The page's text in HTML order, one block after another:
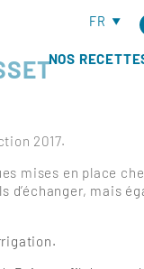
FR
NOS
2017.
mises en place
mais